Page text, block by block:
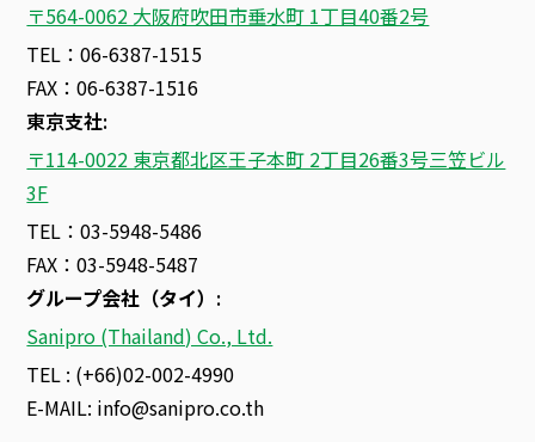
〒564-0062 大阪府吹田市垂水町 1丁目40番2号
TEL：06-6387-1515
FAX：06-6387-1516
東京支社:
〒114-0022 東京都北区王子本町 2丁目26番3号三笠ビル
3F
TEL：03-5948-5486
FAX：03-5948-5487
グループ会社（タイ） :
Sanipro (Thailand) Co., Ltd.
TEL : (+66)02-002-4990
E-MAIL: info@sanipro.co.th